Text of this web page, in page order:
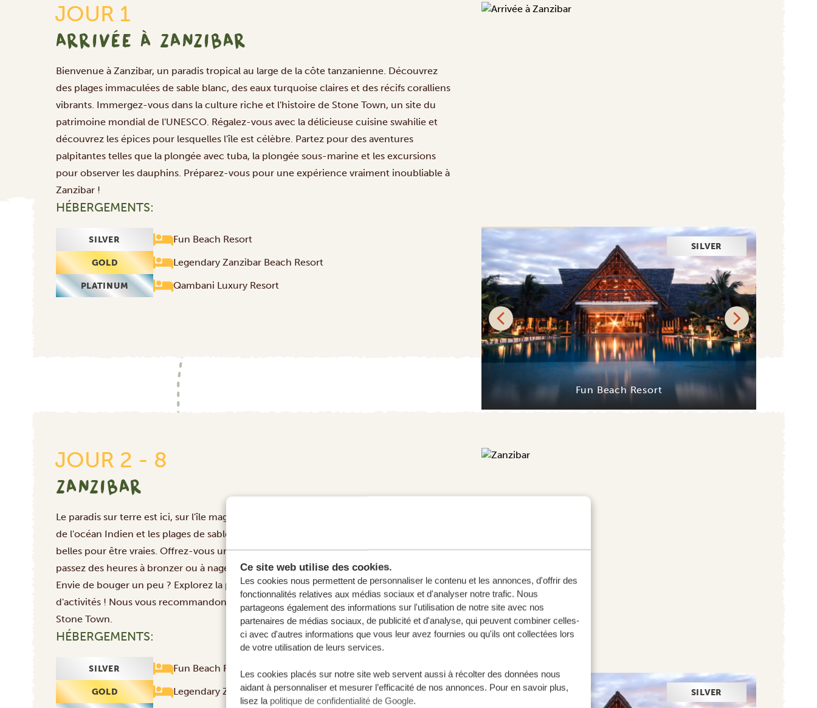
Ce site web utilise des cookies.
Les cookies nous permettent de personnaliser le contenu et les annonces, d'offrir des
fonctionnalités relatives aux médias sociaux et d'analyser notre trafic. Nous
partageons également des informations sur l'utilisation de notre site avec nos
partenaires de médias sociaux, de publicité et d'analyse, qui peuvent combiner celles-
ci avec d'autres informations que vous leur avez fournies ou qu'ils ont collectées lors
de votre utilisation de leurs services.
Les cookies placés sur notre site web servent aussi à récolter des données nous
aidant à personnaliser et mesurer l’efficacité de nos annonces. Pour en savoir plus,
lisez la politique de confidentialité de Google.
JOUR 1
ARRIVÉE À ZANZIBAR
Bienvenue à Zanzibar, un paradis tropical au large de la côte tanzanienne. Découvrez
des plages immaculées de sable blanc, des eaux turquoise claires et des récifs coralliens
vibrants. Immergez-vous dans la culture riche et l'histoire de Stone Town, un site du
patrimoine mondial de l'UNESCO. Régalez-vous avec la délicieuse cuisine swahilie et
découvrez les épices pour lesquelles l'île est célèbre. Partez pour des aventures
palpitantes telles que la plongée avec tuba, la plongée sous-marine et les excursions
pour observer les dauphins. Préparez-vous pour une expérience vraiment inoubliable à
Zanzibar !
HÉBERGEMENTS:
SILVER Fun Beach Resort
GOLD Legendary Zanzibar Beach Resort
PLATINUM Qambani Luxury Resort
SILVER
Fun Beach Resort
JOUR 2 - 8
ZANZIBAR
Le paradis sur terre est ici, sur l'île magnifique et tropicale de Zanzibar ! L'eau cristalline
de l'océan Indien et les plages de sable blanc bordées de palmiers sont presque trop
belles pour être vraies. Offrez-vous une boisson à la noix de coco fraîche sur la plage,
passez des heures à bronzer ou à nager, et goûtez à la délicieuse cuisine zanzibarienne.
Envie de bouger un peu ? Explorez la plage, l'océan et l'île à travers toute unesérie
d'activités ! Nous vous recommandons vivement la croisière Safari Blue ou une visite de
Stone Town.
HÉBERGEMENTS:
SILVER Fun Beach Resort
GOLD Legendary Zanzibar Beach Resort SILVER
PLATINUM